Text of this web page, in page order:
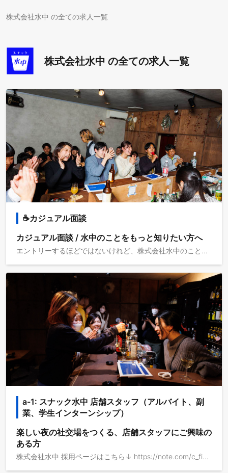
株式会社水中 の全ての求人一覧
株式会社水中 の全ての求人一覧
☕️カジュアル面談
カジュアル面談 / 水中のことをもっと知りたい方へ
エントリーするほどではないけれど、株式会社水中のことが少し気になっている。 会社が行っている事業や、働くメンバー、環境についてざっくばらんにお話させていただきます。お気軽にご連絡をお待ちしております。 ****** 株式会社水中 note: https://note.com/c_fish 株式会社水中採用ページ http://znote.com/c_fish/n/n6d9858266bb9
a-1: スナック水中 店舗スタッフ（アルバイト、副
業、学生インターンシップ）
楽しい夜の社交場をつくる、店舗スタッフにご興味の
ある方
株式会社水中 採用ページはこちら↓ https://note.com/c_fish/n/n6d9858266bb9 (1)店舗で提供するサービス 気楽な関係性、安心感のある空間で、誰かと団欒する楽しさを提供します。 お客様が求めているものを気づき、ご来店された全てのお客様が心地よく過ごせるようにサービスを提供します。 (2)具体的な業務内容 店舗でのドリンク作成、サービス業務 カジュアル面談 / 水中のことをもっと知りたい方へ↓ https://herp.careers/v1/suichu/QFoWcu-EGTBi エントリーするほどではないけれど、株式会社水中のことが少し気になっている。 会社が行っている事業や、働くメンバー、環境についてざっくばらんにお話させていただきます。